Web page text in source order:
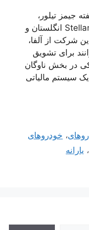
جیمز تیلور،
سرپرست MD و مدیر B2B در Stellantis انگلستان و
شرکت از آلفا،
برای تشویق
در بخش ناوگان
سیستم مالیاتی
، خودروهای
، یارانه